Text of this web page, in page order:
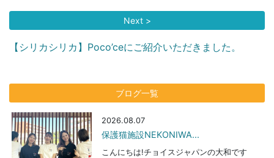
Next >
【シリカシリカ】Poco’ceにご紹介いただきました。
ブログ一覧
2026.08.07
保護猫施設NEKONIWA...
こんにちは!チョイスジャパンの大和です